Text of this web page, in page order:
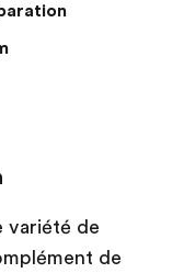
variété de
de